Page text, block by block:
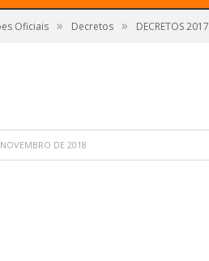
Oficiais » Decretos » DECRETOS 2017
DE 2018